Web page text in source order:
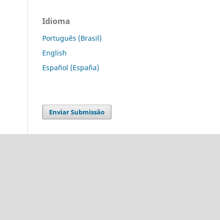
Idioma
Português (Brasil)
English
Español (España)
Enviar Submissão